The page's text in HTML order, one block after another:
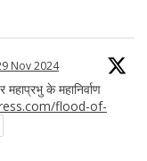
Nov 2024
के महानिर्वाण
flood-of-